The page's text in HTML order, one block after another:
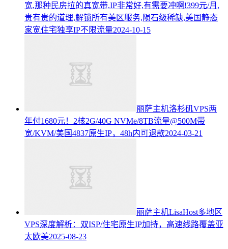
宽,那种民房拉的真宽带,IP非常好,有需要冲啊!399元/月,
贵有贵的道理,解锁所有美区服务,陨石级稀缺,美国静态
家宽住宅独享IP不限流量2024-10-15
丽萨主机洛杉矶VPS两
年付1680元！2核2G/40G NVMe/8TB流量@500M带
宽/KVM/美国4837原生IP，48h内可退款2024-03-21
丽萨主机LisaHost多地区
VPS深度解析：双ISP/住宅原生IP加持，高速线路覆盖亚
太欧美2025-08-23